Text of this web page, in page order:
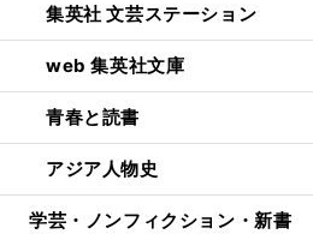
集英社 文芸ステーション
web 集英社文庫
青春と読書
アジア人物史
学芸・ノンフィクション・新書